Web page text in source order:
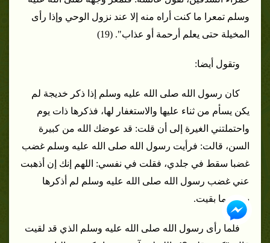
وسلم تمعرا ما كنت أراه منه إلا عند نزول الوحي وإذا رأى
المخيلة حتى يعلم أرحمة أو عذاب". (19)
وتقول أيضا:
كان رسول الله صلى الله عليه وسلم إذا ذكر خديجة لم
يكن يسأم من ثناء عليها والاستغفار لها، فذكرها ذات يوم
واحتملتني الغيرة إلى أن قلت: قد عوضك الله من كبيرة
السن، قالت: فرأيت رسول الله صلى الله عليه وسلم غضب
غضبا سقط في جلدي، فقلت في نفسي: اللهم إنك إن أذهبت
عني غضب رسول الله صلى الله عليه وسلم لم أذكرها
بسوء ما بقيت.
فلما رأى رسول الله صلى الله عليه وسلم الذي قد لقيت